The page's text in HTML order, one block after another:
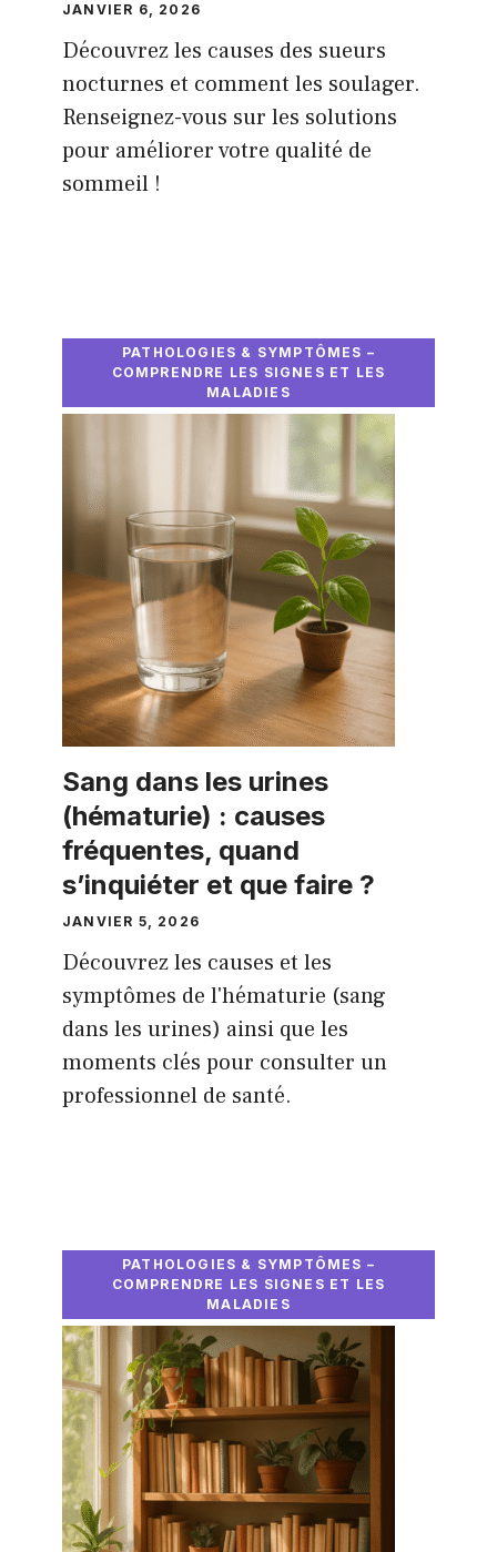
JANVIER 6, 2026
Découvrez les causes des sueurs
nocturnes et comment les soulager.
Renseignez-vous sur les solutions
pour améliorer votre qualité de
sommeil !
PATHOLOGIES & SYMPTÔMES –
COMPRENDRE LES SIGNES ET LES
MALADIES
Sang dans les urines
(hématurie) : causes
fréquentes, quand
s’inquiéter et que faire ?
JANVIER 5, 2026
Découvrez les causes et les
symptômes de l'hématurie (sang
dans les urines) ainsi que les
moments clés pour consulter un
professionnel de santé.
PATHOLOGIES & SYMPTÔMES –
COMPRENDRE LES SIGNES ET LES
MALADIES